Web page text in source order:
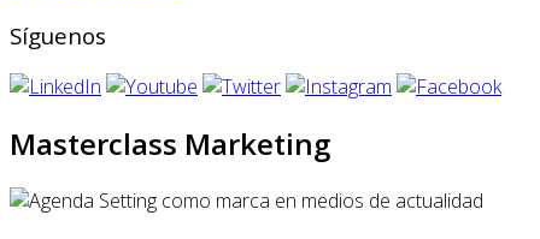
Síguenos
Masterclass Marketing